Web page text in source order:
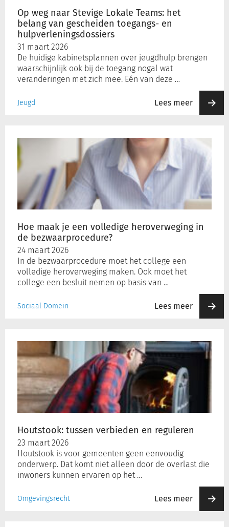
Inloggen
Registreren
Op weg naar Stevige Lokale Teams: het
belang van gescheiden toegangs- en
hulpverleningsdossiers
31 maart 2026
De huidige kabinetsplannen over jeugdhulp brengen
waarschijnlijk ook bij de toegang nogal wat
veranderingen met zich mee. Eén van deze …
Jeugd Lees meer
van
gescheiden
toegangs-
hulpverleningsdossiers
Hoe maak je een volledige heroverweging in
de bezwaarprocedure?
24 maart 2026
In de bezwaarprocedure moet het college een
volledige heroverweging maken. Ook moet het
college een besluit nemen op basis van …
Sociaal Domein Lees meer
maak
een
volledige
heroverweging
bezwaarprocedure?
Houtstook: tussen verbieden en reguleren
23 maart 2026
Houtstook is voor gemeenten geen eenvoudig
onderwerp. Dat komt niet alleen door de overlast die
inwoners kunnen ervaren op het …
Omgevingsrecht Lees meer
verbieden
reguleren